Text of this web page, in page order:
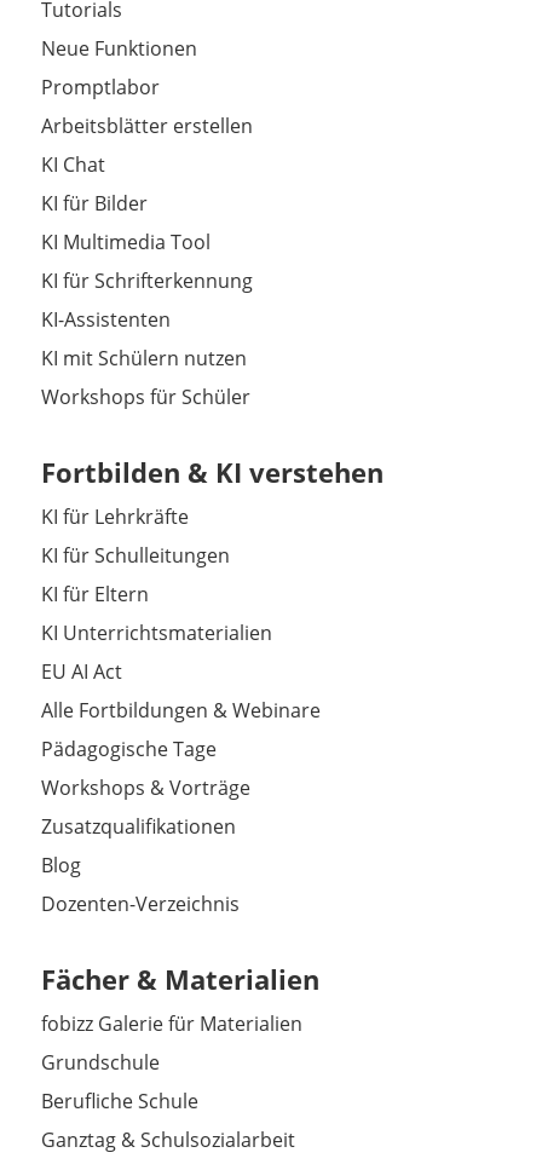
Tutorials
Neue Funktionen
Promptlabor
Arbeitsblätter erstellen
KI Chat
KI für Bilder
KI Multimedia Tool
KI für Schrifterkennung
KI-Assistenten
KI mit Schülern nutzen
Workshops für Schüler
Fortbilden & KI verstehen
KI für Lehrkräfte
KI für Schulleitungen
KI für Eltern
KI Unterrichtsmaterialien
EU AI Act
Alle Fortbildungen & Webinare
Pädagogische Tage
Workshops & Vorträge
Zusatzqualifikationen
Blog
Dozenten-Verzeichnis
Fächer & Materialien
fobizz Galerie für Materialien
Grundschule
Berufliche Schule
Ganztag & Schulsozialarbeit